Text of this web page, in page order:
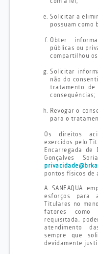
Solicitar a
possuam como
Obter
públicas ou
compartilhou
Solicitar
não do
tratamento de
consequências;
Revogar o
para o
Os direitos
exercidos pelo
Encarregada de
Gonçalves
pontos físicos de
A SANEAQUA
esforços para
Titulares no
fatores como
requisitada,
atendimento
sempre que
devidamente